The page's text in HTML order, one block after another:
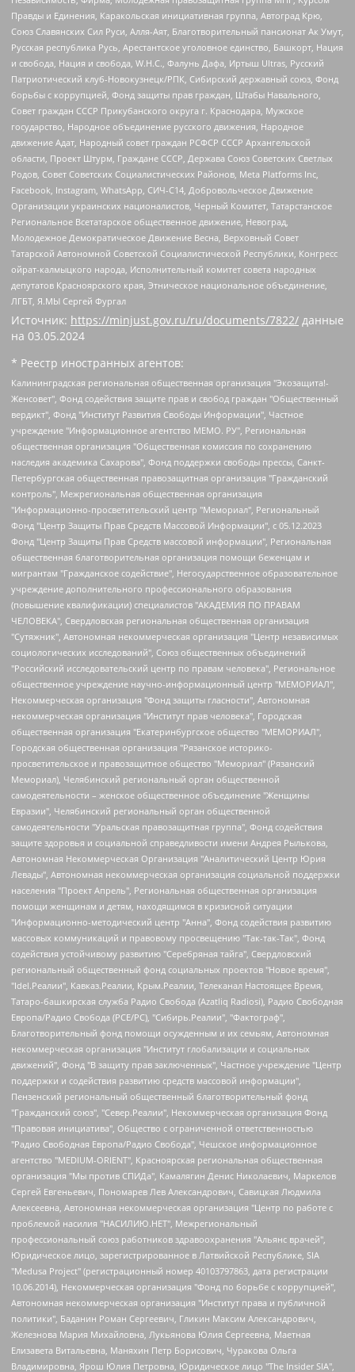
Правды и Единения, Каракольская инициативная группа, Автоград Крю,
Союз Славянских Сил Руси, Алля-Аят, Благотворительный пансионат Ак Умут,
Русская республика Русь, Арестантское уголовное единство, Башкорт, Нация
и свобода, Нация и свобода, W.H.С., Фалунь Дафа, Иртыш Ultras, Русский
Патриотический клуб-Новокузнецк/РПК, Сибирский державный союз, Фонд
борьбы с коррупцией, Фонд защиты прав граждан, Штабы Навального,
Совет граждан СССР Прикубанского округа г. Краснодара, Мужское
государство, Народное объединение русского движения, Народное
движение Адат, Народный совет граждан РСФСР СССР Архангельской
области, Проект Штурм, Граждане СССР, Держава Союз Советских Светлых
Родов, Совет Советских Социалистических Районов, Meta Platforms Inc,
Facebook, Instagram, WhatsApp, СИЧ-С14, Добровольческое Движение
Организации украинских националистов, Черный Комитет, Татарстанское
Региональное Всетатарское общественное движение, Невоград,
Молодежное Демократическое Движение Весна, Верховный Совет
Татарской Автономной Советской Социалистической Республики, Конгресс
ойрат-калмыцкого народа, Исполнительный комитет совета народных
депутатов Красноярского края, Этническое национальное объединение,
ЛГБТ, Я.МЫ Сергей Фургал
Источник: https://minjust.gov.ru/ru/documents/7822/ данные
на 03.05.2024
* Реестр иностранных агентов:
Калининградская региональная общественная организация "Экозащита!-Женсовет", Фонд содействия защите прав и свобод граждан "Общественный вердикт", Фонд "Институт Развития Свободы Информации", Частное учреждение "Информационное агентство МЕМО. РУ", Региональная общественная организация "Общественная комиссия по сохранению наследия академика Сахарова", Фонд поддержки свободы прессы, Санкт-Петербургская общественная правозащитная организация "Гражданский контроль", Межрегиональная общественная организация "Информационно-просветительский центр "Мемориал", Региональный Фонд "Центр Защиты Прав Средств Массовой Информации", с 05.12.2023 Фонд "Центр Защиты Прав Средств массовой информации", Региональная общественная благотворительная организация помощи беженцам и мигрантам "Гражданское содействие", Негосударственное образовательное учреждение дополнительного профессионального образования (повышение квалификации) специалистов "АКАДЕМИЯ ПО ПРАВАМ ЧЕЛОВЕКА", Свердловская региональная общественная организация "Сутяжник", Автономная некоммерческая организация "Центр независимых социологических исследований", Союз общественных объединений "Российский исследовательский центр по правам человека", Региональное общественное учреждение научно-информационный центр "МЕМОРИАЛ", Некоммерческая организация "Фонд защиты гласности", Автономная некоммерческая организация "Институт прав человека", Городская общественная организация "Екатеринбургское общество "МЕМОРИАЛ", Городская общественная организация "Рязанское историко-просветительское и правозащитное общество "Мемориал" (Рязанский Мемориал), Челябинский региональный орган общественной самодеятельности – женское общественное объединение "Женщины Евразии", Челябинский региональный орган общественной самодеятельности "Уральская правозащитная группа", Фонд содействия защите здоровья и социальной справедливости имени Андрея Рылькова, Автономная Некоммерческая Организация "Аналитический Центр Юрия Левады", Автономная некоммерческая организация социальной поддержки населения "Проект Апрель", Региональная общественная организация помощи женщинам и детям, находящимся в кризисной ситуации "Информационно-методический центр "Анна", Фонд содействия развитию массовых коммуникаций и правовому просвещению "Так-так-Так", Фонд содействия устойчивому развитию "Серебряная тайга", Свердловский региональный общественный фонд социальных проектов "Новое время", "Idel.Реалии", Кавказ.Реалии, Крым.Реалии, Телеканал Настоящее Время, Татаро-башкирская служба Радио Свобода (Azatliq Radiosi), Радио Свободная Европа/Радио Свобода (PCE/PC), "Сибирь.Реалии", "Фактограф", Благотворительный фонд помощи осужденным и их семьям, Автономная некоммерческая организация "Институт глобализации и социальных движений", Фонд "В защиту прав заключенных", Частное учреждение "Центр поддержки и содействия развитию средств массовой информации", Пензенский региональный общественный благотворительный фонд "Гражданский союз", "Север.Реалии", Некоммерческая организация Фонд "Правовая инициатива", Общество с ограниченной ответственностью "Радио Свободная Европа/Радио Свобода", Чешское информационное агентство "MEDIUM-ORIENT", Красноярская региональная общественная организация "Мы против СПИДа", Камалягин Денис Николаевич, Маркелов Сергей Евгеньевич, Пономарев Лев Александрович, Савицкая Людмила Алексеевна, Автономная некоммерческая организация "Центр по работе с проблемой насилия "НАСИЛИЮ.НЕТ", Межрегиональный профессиональный союз работников здравоохранения "Альянс врачей", Юридическое лицо, зарегистрированное в Латвийской Республике, SIA "Medusa Project" (регистрационный номер 40103797863, дата регистрации 10.06.2014), Некоммерческая организация "Фонд по борьбе с коррупцией", Автономная некоммерческая организация "Институт права и публичной политики", Баданин Роман Сергеевич, Гликин Максим Александрович, Железнова Мария Михайловна, Лукьянова Юлия Сергеевна, Маетная Елизавета Витальевна, Маняхин Петр Борисович, Чуракова Ольга Владимировна, Ярош Юлия Петровна, Юридическое лицо "The Insider SIA", зарегистрированное в Риге, Латвийская Республика (дата регистрации 26.06.2015), являющееся администратором доменного имени интернет-издания "The Insider SIA", https://theins.ru, Постернак Алексей Евгеньевич, Рубин Михаил Аркадьевич, Анин Роман Александрович, Юридическое лицо Istories fonds, зарегистрированное в Латвийской Республике (регистрационный номер 50008295751, дата регистрации 24.02.2020), Великовский Дмитрий Александрович, Долинина Ирина Николаевна, Мароховская Алеся Алексеевна, Шлейнов Роман Юрьевич, Шмагун Олеся Валентиновна, Общество с ограниченной ответственностью "Альтаир 2021", Общество с ограниченной ответственностью "Вега 2021", Общество с ограниченной ответственностью "Главный редактор 2021", Общество с ограниченной ответственностью "Ромашки монолит", Важенков Артем Валерьевич, Ивановская областная общественная организация "Центр гендерных исследований", Гурман Юрий Альбертович, Медиапроект "ОВД-Инфо", Егоров Владимир Владимирович, Жилинский Владимир Александрович, Общество с ограниченной ответственностью "ЗП", Иванова София Юрьевна, Карезина Инна Павловна, Кильтау Екатерина Викторовна, Петров Алексей Викторович, Пискунов Сергей Евгеньевич, Смирнов Сергей Сергеевич, Тихонов Михаил Сергеевич, Общество с ограниченной ответственностью "ЖУРНАЛИСТ-ИНОСТРАННЫЙ АГЕНТ", Арапова Галина Юрьевна, Вольтская Татьяна Анатольевна, Американская компания "Mason G.E.S. Anonymous Foundation" (США), являющаяся владельцем интернет-издания https://mnews.world/, Компания "Stichting Bellingcat", зарегистрированная в Нидерландах (дата регистрации 11.07.2018), Захаров Андрей Вячеславович, Клепиковская Екатерина Дмитриевна, Общество с ограниченной ответственностью "МЕМО", Перл Роман Александрович, Симонов Евгений Алексеевич, Соловьева Елена Анатольевна, Сотников Даниил Владимирович, Сурначева Елизавета Дмитриевна, Автономная некоммерческая организация по защите прав человека и информированию населения "Якутия – Наше Мнение", Общество с ограниченной ответственностью "Москоу диджитал медиа", с 26.01.2023 Общество с ограниченной ответственностью "Чайка Белые сады", Ветошкина Валерия Валерьевна, Заговора Максим Александрович, Межрегиональное общественное движение "Российская ЛГБТ - сеть", Оленичев Максим Владимирович, Павлов Иван Юрьевич, Скворцова Елена Сергеевна, Общество с ограниченной ответственностью "Как бы инагент", Кочетков Игорь Викторович, Общество с ограниченной ответственностью "Честные выборы", Еланчик Олег Александрович, Общество с ограниченной ответственностью "Нобелевский призыв", Гималова Регина Эмилевна, Григорьев Андрей Валерьевич, Григорьева Алина Александровна, Ассоциация по содействию защите прав призывников, альтернативнослужащих и военнослужащих "Правозащитная группа "Гражданин.Армия.Право", Хисамова Регина Фаритовна, Автономная некоммерческая организация по реализации социально-правовых программ "Лилит", Дальневосточное общественное движение "Маяк", Санкт-Петербургская ЛГБТ-инициативная группа "Выход", Инициативная группа ЛГБТ+ "Реверс", Алексеев Андрей Викторович, Бекбулатова Таисия Львовна, Беляев Иван Михайлович, Владыкина Елена Сергеевна, Гельман Марат Александрович, Никульшина Вероника Юрьевна, Толоконникова Надежда Андреевна, Шендерович Виктор Анатольевич, Общество с ограниченной ответственностью "Данное сообщение", Общество с ограниченной ответственностью Издательский дом "Новая глава", Айнбиндер Александра Александровна, Московский комьюнити-центр для ЛГБТ+инициатив, Благотворительный фонд развития филантропии, Deutsche Welle (Германия, Kurt-Schumacher-Strasse 3, 53113 Bonn), Борзунова Мария Михайловна, Воробьев Виктор Викторович, Голубева Анна Львовна, Константинова Алла Михайловна, Малкова Ирина Владимировна, Мурадов Мурад Абдулгалимович, Осетинская Елизавета Николаевна, Понасенков Евгений Николаевич, Ганапольский Матвей Юрьевич, Киселев Евгений Алексеевич, Борухович Ирина Григорьевна, Дремин Иван Тимофеевич, Дубровский Дмитрий Викторович, Красноярская региональная общественная организация поддержки и развития альтернативных образовательных технологий и межкультурных коммуникаций "ИНТЕРРА", Маяковская Екатерина Алексеевна, Фейгин Марк Захарович, Филимонов Андрей Викторович, Дзугкоева Регина Николаевна, Доброхотов Роман Александрович, Дудь Юрий Александрович, Елкин Сергей Владимирович, Кругликов Кирилл Игоревич, Сабунаева Мария Леонидовна, Семенов Алексей Владимирович, Шаинян Карен Багратович, Шульман Екатерина Михайловна, Асафьев Артур Валерьевич, Вахштайн Виктор Семенович, Венедиктов Алексей Алексеевич, Лушникова Екатерина Евгеньевна, Волков Леонид Михайлович, Невзоров Александр Глебович, Пархоменко Сергей Борисович, Сироткин Ярослав Николаевич, Кара-Мурза Владимир Владимирович, Баранова Наталья Владимировна, Гозман Леонид Яковлевич, Кагарлицкий Борис Юльевич, Климарев Михаил Валерьевич, Милов Владимир Станиславович, Автономная некоммерческая организация Краснодарский центр современного искусства "Типография", Моргенштерн Алишер Тагирович, Соболь Любовь Эдуардовна, Общество с ограниченной ответственностью "ЛИЗА НОРМ", Каспаров Гарри Кимович, Ходорковский Михаил Борисович, Общество с ограниченной ответственностью "Апрельские тезисы", Данилович Ирина Брониславовна, Кашин Олег Владимирович, Петров Николай Владимирович, Пивоваров Алексей Владимирович, Соколов Михаил Владимирович, Цветкова Юлия Владимировна, Чичваркин Евгений Александрович, Комитет против пыток/Команда против пыток, Общество с ограниченной ответственностью "Первый научный", Общество с ограниченной ответственностью "Вертолет и ко", Белоцерковская Вероника Борисовна, Кац Максим Евгеньевич, Лазарева Татьяна Юрьевна, Шаведдинов Руслан Табризович, Яшин Илья Валерьевич, Общество с ограниченной ответственностью "Иноагент ААВ", Алешковский Дмитрий Петрович, Альбац Евгения Марковна, Быков Дмитрий Львович, Галямина Юлия Евгеньевна, Лойко Сергей Леонидович, Мартынов Кирилл Константинович, Медведев Сергей Александрович, Крашенинников Федор Геннадиевич, Гордеева Катерина Вл